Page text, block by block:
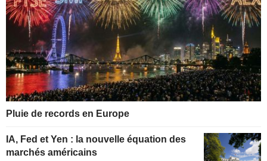
Pluie de records en Europe
IA, Fed et Yen : la nouvelle équation des
marchés américains